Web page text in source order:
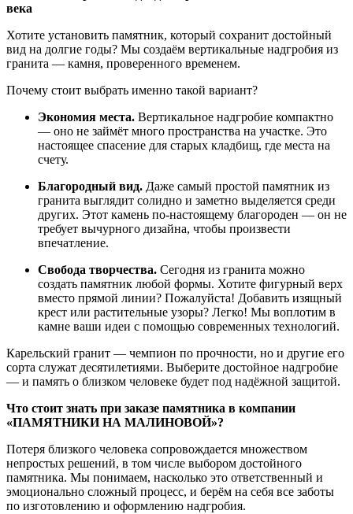
века
Хотите установить памятник, который сохранит достойный
вид на долгие годы? Мы создаём вертикальные надгробия из
гранита — камня, проверенного временем.
Почему стоит выбрать именно такой вариант?
Экономия места. Вертикальное надгробие компактно
— оно не займёт много пространства на участке. Это
настоящее спасение для старых кладбищ, где места на
счету.
Благородный вид. Даже самый простой памятник из
гранита выглядит солидно и заметно выделяется среди
других. Этот камень по-настоящему благороден — он не
требует вычурного дизайна, чтобы произвести
впечатление.
Свобода творчества. Сегодня из гранита можно
создать памятник любой формы. Хотите фигурный верх
вместо прямой линии? Пожалуйста! Добавить изящный
крест или растительные узоры? Легко! Мы воплотим в
камне ваши идеи с помощью современных технологий.
Карельский гранит — чемпион по прочности, но и другие его
сорта служат десятилетиями. Выберите достойное надгробие
— и память о близком человеке будет под надёжной защитой.
Что стоит знать при заказе памятника в компании
«ПАМЯТНИКИНА МАЛИНОВОЙ»?
Потеря близкого человека сопровождается множеством
непростых решений, в том числе выбором достойного
памятника. Мы понимаем, насколько это ответственный и
эмоционально сложный процесс, и берём на себя все заботы
по изготовлению и оформлению надгробия.